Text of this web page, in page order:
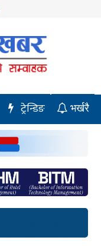
भर्खरै
ट्रेन्डिङ